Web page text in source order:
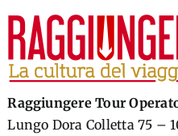
Raggiungere Tour
Lungo Dora Colletta 75 –